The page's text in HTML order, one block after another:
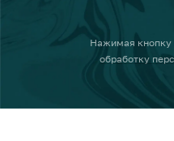
Нажимая кнопку
обработку